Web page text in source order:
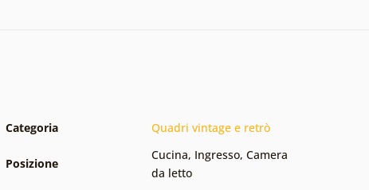
Categoria Quadri vintage e retrò
Posizione
Cucina, Ingresso, Camera
da letto